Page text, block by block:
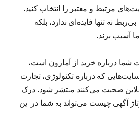
مرتبط و معتبر را انتخاب کنید.
نه تنها فایده‌ای ندارد، بلکه
آسیب بزند.
شما درباره خرید از آمازون است،
سایت‌هایی که درباره تکنولوژی، تجارت
آنلاین صحبت می‌کنند منتشر شود. درک
آگهی چیست می‌تواند به شما در این